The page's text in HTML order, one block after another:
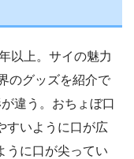
以上。サイの魅力
のグッズを紹介で
違う。おちょぼ口
すいように口が広
うに口が尖ってい